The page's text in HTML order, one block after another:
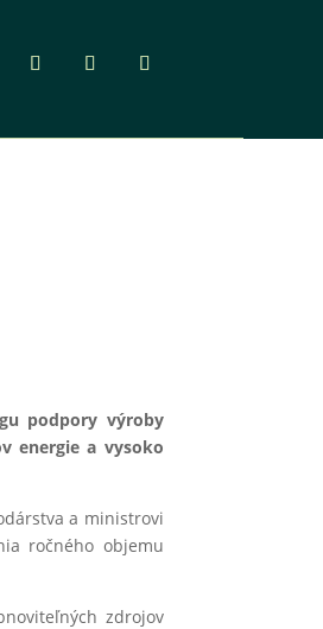
podpory výroby
energie a vysoko
a ministrovi
ročného objemu
zdrojov